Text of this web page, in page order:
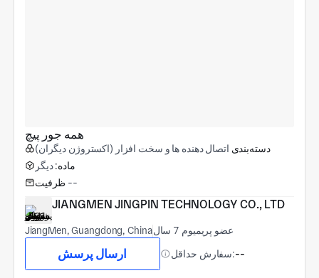
همه جور پيچ
دسته‌بندی اتصال دهنده ها و سخت افزار (اکستروژن دیگران)
ماده: دیگر
ظرفیت --
JIANGMEN JINGPIN TECHNOLOGY CO., LTD
JiangMen, Guangdong, China عضو پریمیوم 7 سال
ارسال پرسش سفارش حداقل:--